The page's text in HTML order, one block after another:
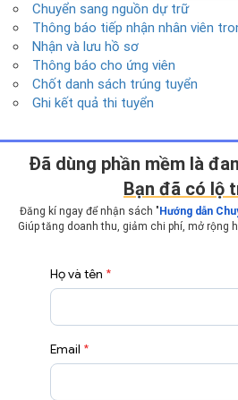
Chuyển sang nguồn dự trữ
Thông báo tiếp nhận nhân viên
Nhận và lưu hồ sơ
Thông báo cho ứng viên
Chốt danh sách trúng tuyển
Ghi kết quả thi tuyển
Ðã dùng phần mềm là
Bạn đã có lộ
Đăng kí ngay để nhận sách " Hướng dẫn
Giúp tăng doanh thu, giảm chi phí, mở rộng
Họ và tên *
Email *